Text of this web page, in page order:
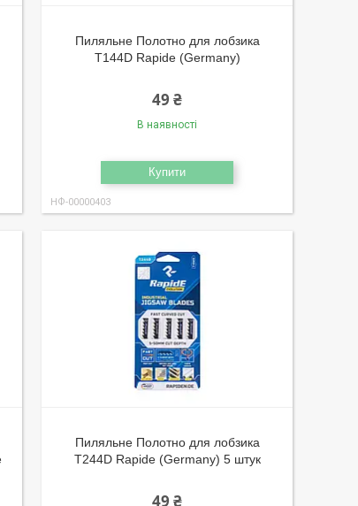
Пиляльне Полотно для лобзика
T144D Rapide (Germany)
49 ₴
В наявності
Купити
НФ-00000403
Пиляльне Полотно для лобзика
T244D Rapide (Germany) 5 штук
49 ₴